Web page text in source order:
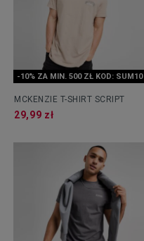
-10% ZA MIN. 500 ZŁ KOD: SUM10
MCKENZIE T-SHIRT SCRIPT
29,99 zł